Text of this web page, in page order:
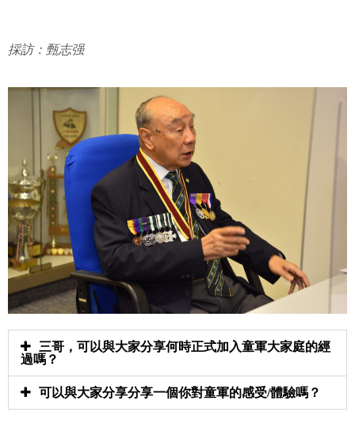
採訪：甄志强
三哥，可以與大家分享何時正式加入童軍大家庭的經
過嗎？
可以與大家分享分享一個你對童軍的感受/體驗嗎？